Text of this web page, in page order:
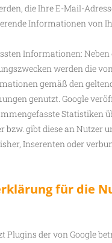
die Ihre E-Mail-
Informationen von
Informationen: Neben
werden die
gemäß den
genutzt. Google
Statistiken
bzw. gibt diese an Nutzer
Inserenten oder
für die
Plugins der von Google